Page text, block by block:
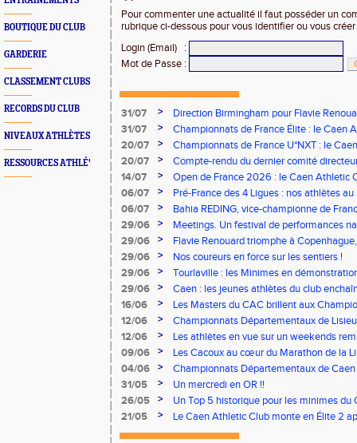
BOUTIQUE DU CLUB
GARDERIE
CLASSEMENT CLUBS
RECORDS DU CLUB
NIVEAUX ATHLÈTES
RESSOURCES ATHLÉ'
Pour commenter une actualité il faut posséder un
rubrique ci-dessous pour vous identifier ou vous
Login (Email)
:
Mot de Passe :
31/07 >
Direction Birmingham pour Flavie
31/07
>
Championnats de France Élite : le Caen
vous à Albi !
20/07 >
Championnats de France U*NXT : le
Stade Charléty !
20/07 >
Compte-rendu du dernier comité
14/07
>
Open de France 2026 : le Caen Athletic
06/07
>
Pré-France des 4 Ligues : nos athlètes
06/07
>
Bahia REDING, vice-championne de
29/06
>
Meetings. Un festival de performances
concours
29/06 >
Flavie Renouard triomphe à
brillent sur tous les fronts
29/06 >
Nos coureurs en force sur les sentiers !
29/06
>
Tourlaville : les Minimes en
29/06
>
Caen : les jeunes athlètes du club
16/06
>
Les Masters du CAC brillent aux
12/06
>
Championnats Départementaux de
remarquables pour nos jeunes athlètes
12/06 >
Les athlètes en vue sur un weekends
09/06
>
Les Cacoux au cœur du Marathon de la
04/06
>
Championnats Départementaux de
rendez-vous
31/05 >
Un mercredi en OR !!
26/05
>
Un Top 5 historique pour les minimes du
Finale Nationale Equip’Athlé !
21/05 >
Le Caen Athletic Club monte en Élite 2